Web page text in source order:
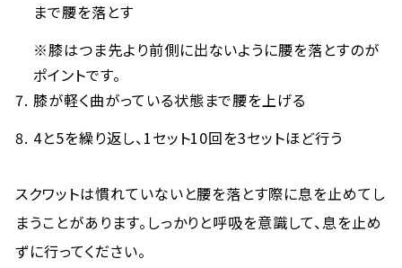
まで腰を落とす
※膝はつま先より前側に出ないように腰を落とすのが
ポイントです。
膝が軽く曲がっている状態まで腰を上げる
4と5を繰り返し、1セット10回を3セットほど行う
スクワットは慣れていないと腰を落とす際に息を止めてし
まうことがあります。しっかりと呼吸を意識して、息を止め
ずに行ってください。